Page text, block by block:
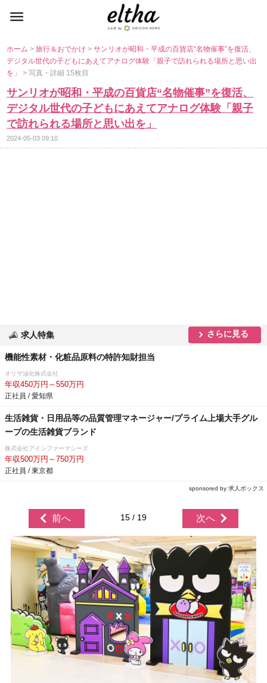
ホーム>旅行＆おでかけ>サンリオが昭和・平成の百貨店“名物催事”を復活、
デジタル世代の子どもにあえてアナログ体験「親子で訪れられる場所と思い出
を」> 写真・詳細 15枚目
サンリオが昭和・平成の百貨店“名物催事”を復活、
デジタル世代の子どもにあえてアナログ体験「親子
で訪れられる場所と思い出を」
2024-05-03 09:10
求人特集 さらに見る
機能性素材・化粧品原料の特許知財担当
オリザ油化株式会社
年収450万円～550万円
正社員 / 愛知県
生活雑貨・日用品等の品質管理マネージャー/プライム上場大手グル
ープの生活雑貨ブランド
株式会社アインファーマシーズ
年収500万円～750万円
正社員 / 東京都
sponsored by 求人ボックス
前へ 15 / 19 次へ